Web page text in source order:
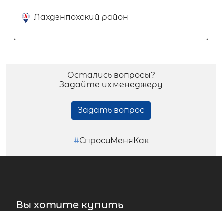
Лахденпохский район
Остались вопросы?
Задайте их менеджеру
Задать вопрос
#СпросиМеняКак
Вы хотите купить